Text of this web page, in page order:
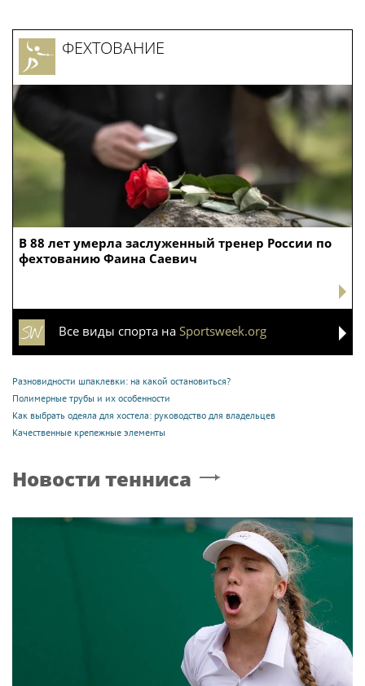
В 88 лет умерла заслуженный тренер России по
фехтованию Фаина Саевич
ФЕХТОВАНИЕ
Все виды спорта на Sportsweek.org
Разновидности шпаклевки: на какой остановиться?
Полимерные трубы и их особенности
Как выбрать одеяла для хостела: руководство для владельцев
Качественные крепежные элементы
Новости тенниса